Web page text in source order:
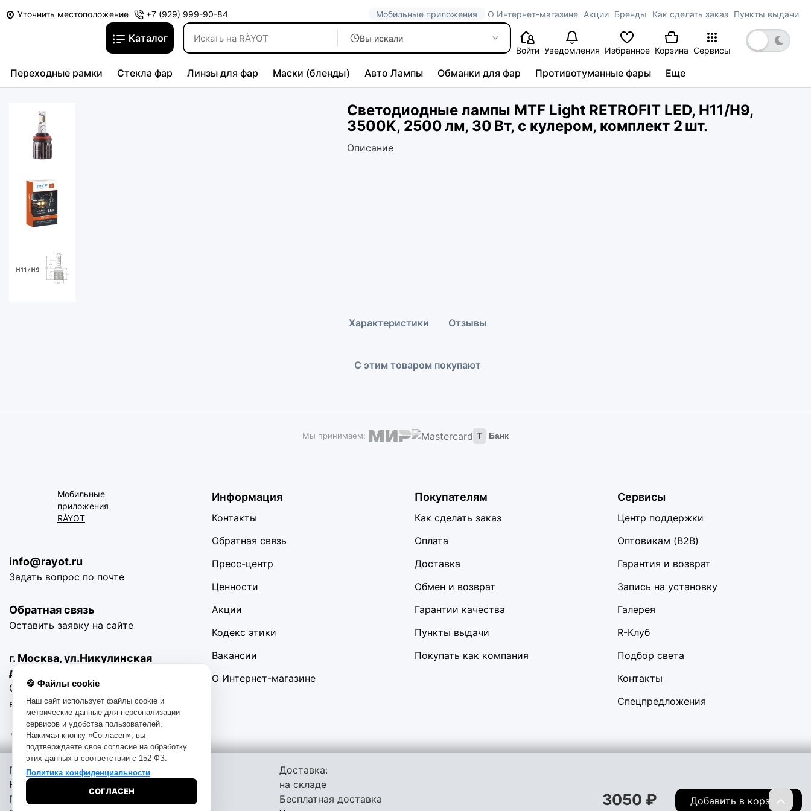
Уточнить местоположение +7 (929) 999-90-84 Мобильные приложения О Интернет-магазине Акции Бренды Как сделать заказ Пункты выдачи
Каталог
Вы искали
Войти Уведомления Избранное Корзина Сервисы
Переходные рамки Стекла фар Линзы для фар Маски (бленды) Авто Лампы Обманки для фар Противотуманные фары Еще
Светодиодные лампы MTF Light RETROFIT LED, H11/H9,
3500K, 2500 лм, 30 Вт, с кулером, комплект 2 шт.
Описание
Характеристики Отзывы
С этим товаром покупают
Помощь при покупке:
Начать чат
Позвоните
Доставка:
на складе
Бесплатная доставка
3050 ₽ Добавить в корзину
Мы принимаем: Т Банк
Мобильные
приложения
RÀYOT
info@rayot.ru
Задать вопрос по почте
Обратная связь
Оставить заявку на сайте
г. Москва, ул.Никулинская
д11 корп.4
С 10:00 до 19:00 Без
выходных
Информация
Контакты
Обратная связь
Пресс-центр
Ценности
Акции
Кодекс этики
Вакансии
О Интернет-магазине
Покупателям
Как сделать заказ
Оплата
Доставка
Обмен и возврат
Гарантии качества
Пункты выдачи
Покупать как компания
Сервисы
Центр поддержки
Оптовикам (B2B)
Гарантия и возврат
Запись на установку
Галерея
R-Клуб
Подбор света
Контакты
Спецпредложения
© 2016-2025. «RAYOT», официальный сайт. Сайт rayot.ru использует куки-файлы и другие технологии, чтобы помочь вам в навигации, а также предоставить лучший пользовательский опыт,
анализировать использование наших продуктов и услуг, повысить качество рекламных и маркетинговых активностей. Если Вы не хотите, чтобы Ваши пользовательские данные
обрабатывались, пожалуйста, ограничьте их использование в своём браузере.Пользовательское соглашение Политика конфиденциальности Договор оферта Правила продаж Обмен иПерейти
🍪 Файлы cookie
Наш сайт использует файлы cookie и
метрические данные для персонализации
сервисов и удобства пользователей.
Нажимая кнопку «Согласен», вы
подтверждаете свое согласие на обработку
этих данных в соответствии с 152-ФЗ.
Политика конфиденциальности
СОГЛАСЕН